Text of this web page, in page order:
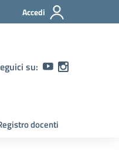
Accedi
su:
docenti